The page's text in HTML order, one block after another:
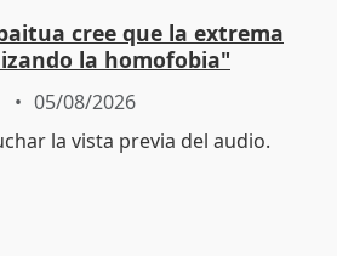
cree que la extrema
la homofobia"
05/08/2026